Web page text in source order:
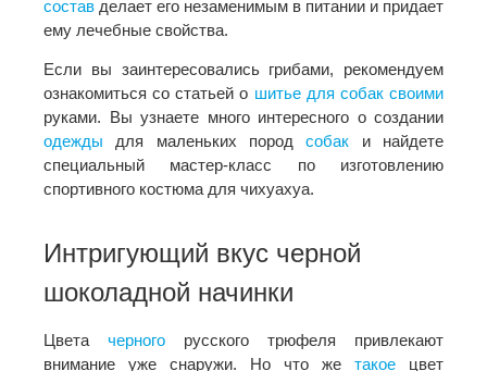
состав делает его незаменимым в питании и придает
ему лечебные свойства.
Если вы заинтересовались грибами, рекомендуем
ознакомиться со статьей о шитье для собак своими
руками. Вы узнаете много интересного о создании
одежды для маленьких породсобак и найдете
специальный мастер-класс по изготовлению
спортивного костюма для чихуахуа.
Интригующий вкус черной
шоколадной начинки
Цвета черного русского трюфеля привлекают
внимание уже снаружи. Но что же такое цвет